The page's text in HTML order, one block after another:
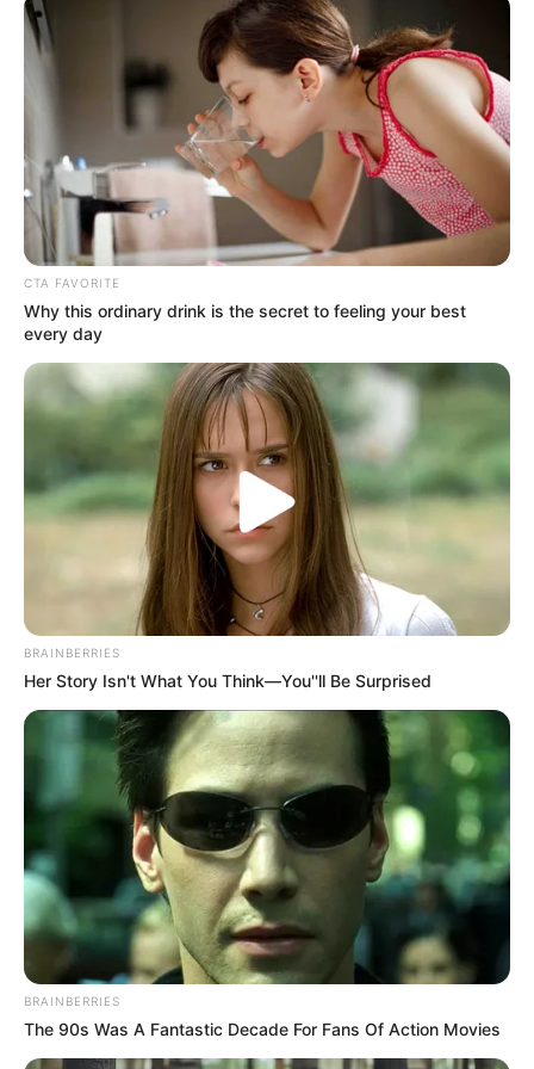
CTA FAVORITE
Why this ordinary drink is the secret to feeling your best
every day
BRAINBERRIES
Her Story Isn't What You Think—You''ll Be Surprised
BRAINBERRIES
The 90s Was A Fantastic Decade For Fans Of Action Movies